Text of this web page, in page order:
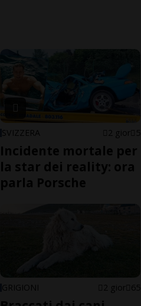
SVIZZERA 2 gior 5
Incidente mortale per
la star dei reality: ora
parla Porsche
GRIGIONI 2 gior 65